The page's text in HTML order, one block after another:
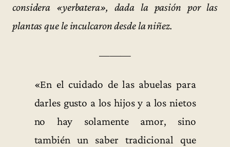
considera «yerbatera», dada la pasión por las
plantas que le inculcaron desde la niñez.
———
«En el cuidado de las abuelas para
darles gusto a los hijos y a los nietos
no hay solamente amor, sino
también un saber tradicional que